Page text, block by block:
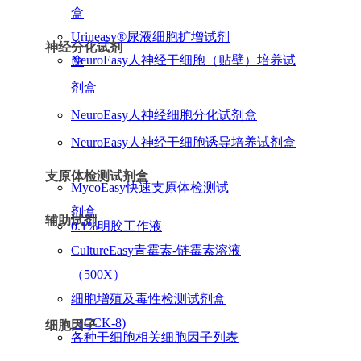
盒
Urineasy®尿液细胞扩增试剂
盒
神经分化试剂
NeuroEasy人神经干细胞（贴壁）培养试
剂盒
NeuroEasy人神经细胞分化试剂盒
NeuroEasy人神经干细胞诱导培养试剂盒
支原体检测试剂盒
MycoEasy快速支原体检测试
剂盒
辅助试剂0.1%明胶工作液
CultureEasy青霉素-链霉素溶液
（500X）
细胞增殖及毒性检测试剂盒
（CCK-8)
细胞因子
各种干细胞相关细胞因子列表